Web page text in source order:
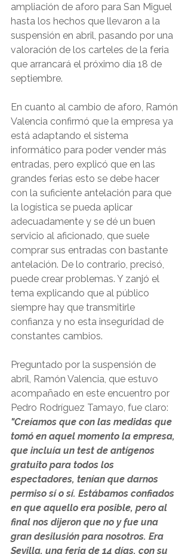
ampliación de aforo para San Miguel
hasta los hechos que llevaron a la
suspensión en abril, pasando por una
valoración de los carteles de la feria
que arrancará el próximo día 18 de
septiembre.
En cuanto al cambio de aforo, Ramón
Valencia confirmó que la empresa ya
está adaptando el sistema
informático para poder vender más
entradas, pero explicó que en las
grandes ferias esto se debe hacer
con la suficiente antelación para que
la logística se pueda aplicar
adecuadamente y se dé un buen
servicio al aficionado, que suele
comprar sus entradas con bastante
antelación. De lo contrario, precisó,
puede crear problemas. Y zanjó el
tema explicando que al público
siempre hay que transmitirle
confianza y no esta inseguridad de
constantes cambios.
Preguntado por la suspensión de
abril, Ramón Valencia, que estuvo
acompañado en este encuentro por
Pedro Rodríguez Tamayo, fue claro:
"Creíamos que con las medidas que
tomó en aquel momento la empresa,
que incluía un test de antígenos
gratuito para todos los
espectadores, tenían que darnos
permiso sí o sí. Estábamos confiados
en que aquello era posible, pero al
final nos dijeron que no y fue una
gran desilusión para nosotros. Era
Sevilla, una feria de 14 días, con su